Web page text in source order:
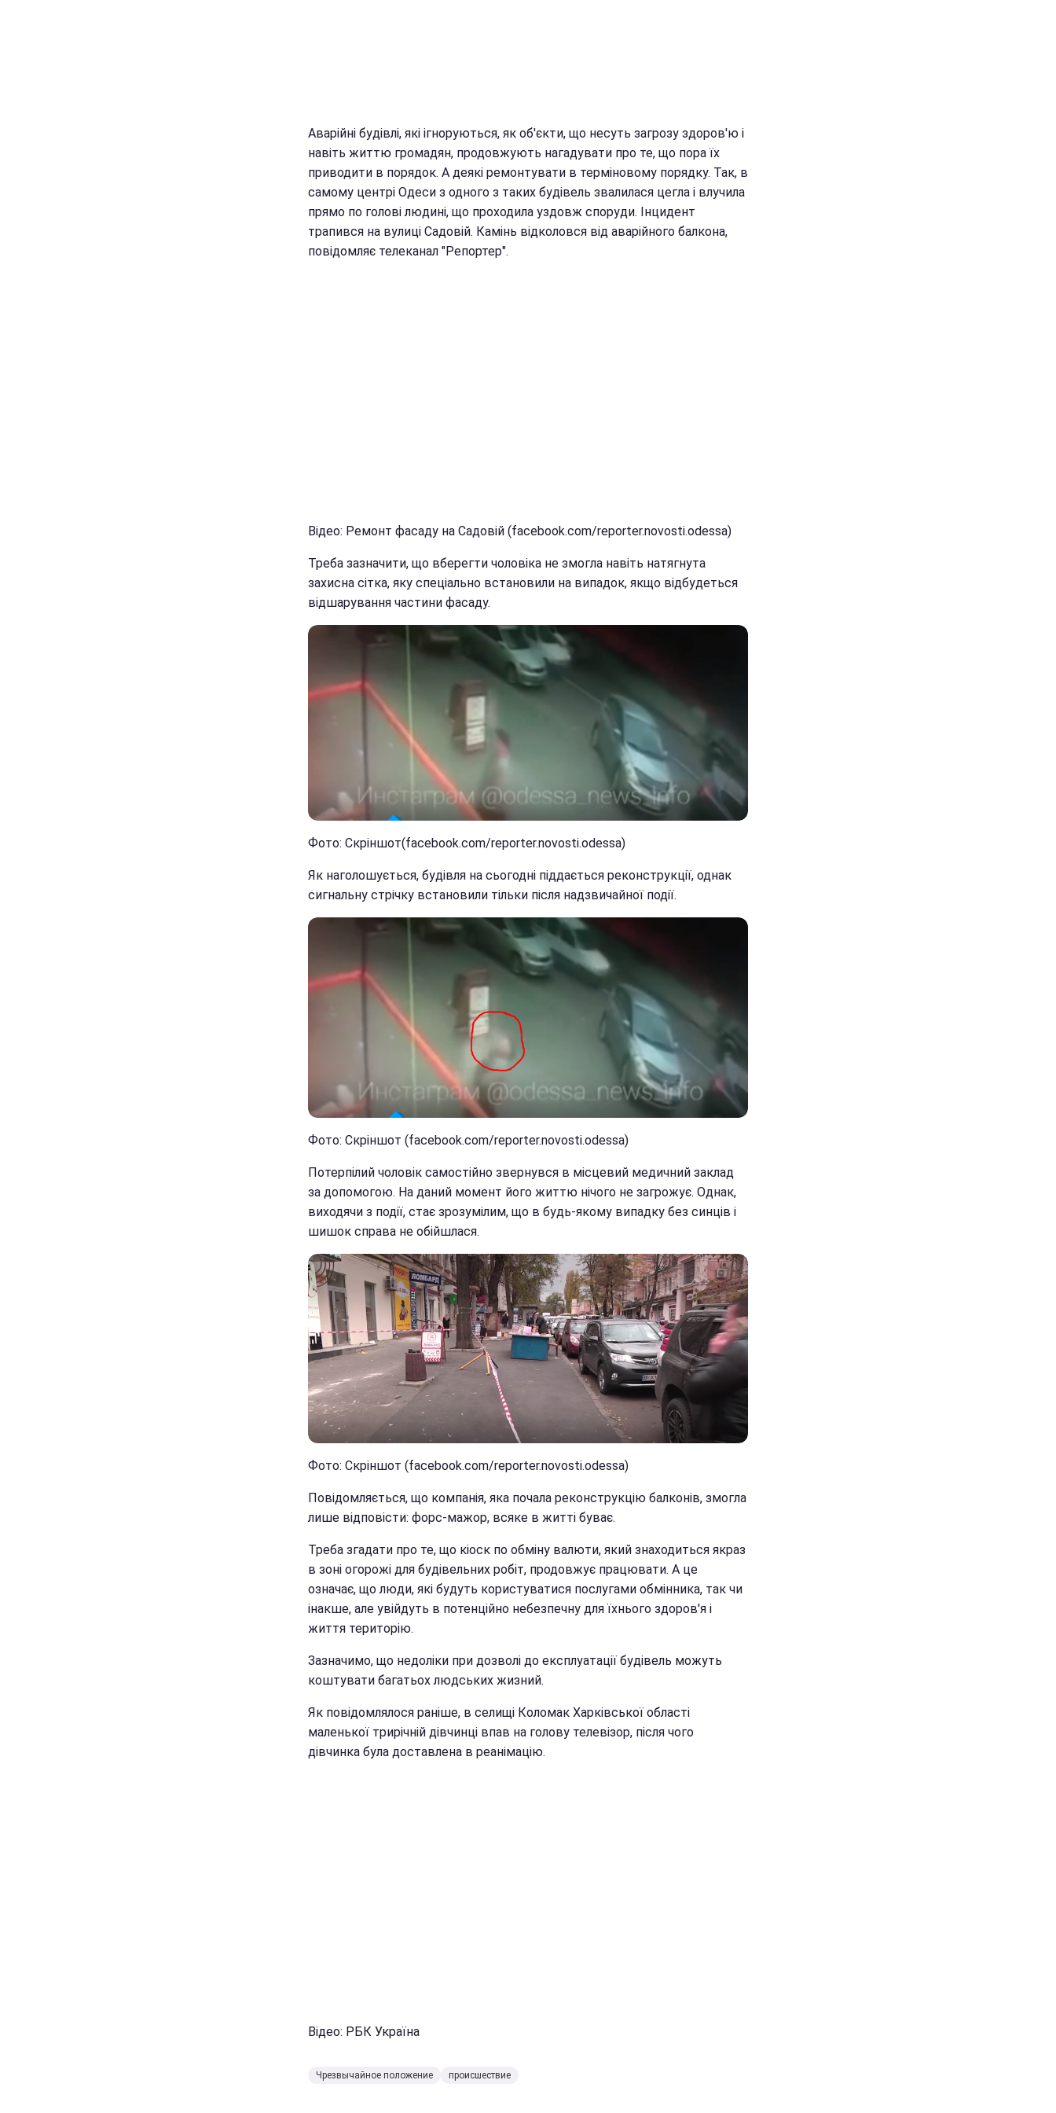
Аварійні будівлі, які ігноруються, як об'єкти, що несуть загрозу здоров'ю і
навіть життю громадян, продовжують нагадувати про те, що пора їх
приводити в порядок. А деякі ремонтувати в терміновому порядку. Так, в
самому центрі Одеси з одного з таких будівель звалилася цегла і влучила
прямо по голові людині, що проходила уздовж споруди. Інцидент
трапився на вулиці Садовій. Камінь відколовся від аварійного балкона,
повідомляє телеканал "Репортер".
Відео: Ремонт фасаду на Садовій (facebook.com/reporter.novosti.odessa)
Треба зазначити, що вберегти чоловіка не змогла навіть натягнута
захисна сітка, яку спеціально встановили на випадок, якщо відбудеться
відшарування частини фасаду.
Фото: Скріншот(facebook.com/reporter.novosti.odessa)
Як наголошується, будівля на сьогодні піддається реконструкції, однак
сигнальну стрічку встановили тільки після надзвичайної події.
Фото: Скріншот (facebook.com/reporter.novosti.odessa)
Потерпілий чоловік самостійно звернувся в місцевий медичний заклад
за допомогою. На даний момент його життю нічого не загрожує. Однак,
виходячи з події, стає зрозумілим, що в будь-якому випадку без синців і
шишок справа не обійшлася.
Фото: Скріншот (facebook.com/reporter.novosti.odessa)
Повідомляється, що компанія, яка почала реконструкцію балконів, змогла
лише відповісти: форс-мажор, всяке в житті буває.
Треба згадати про те, що кіоск по обміну валюти, який знаходиться якраз
в зоні огорожі для будівельних робіт, продовжує працювати. А це
означає, що люди, які будуть користуватися послугами обмінника, так чи
інакше, але увійдуть в потенційно небезпечну для їхнього здоров'я і
життя територію.
Зазначимо, що недоліки при дозволі до експлуатації будівель можуть
коштувати багатьох людських жизний.
Як повідомлялося раніше, в селищі Коломак Харківської області
маленької трирічній дівчинці впав на голову телевізор, після чого
дівчинка була доставлена в реанімацію.
Відео: РБК Україна
Чрезвычайное положение происшествие